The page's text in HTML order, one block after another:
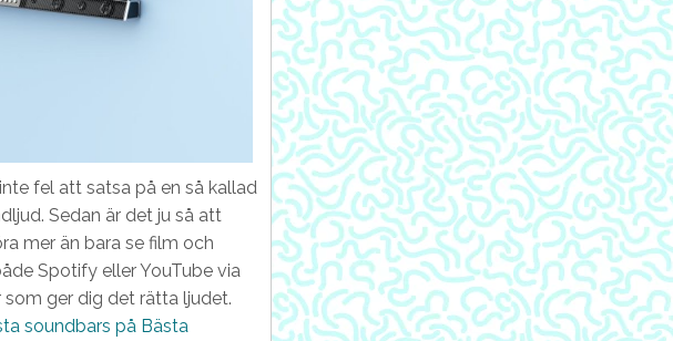
fel att satsa på en så kallad
Sedan är det ju så att
mer än bara se film och
Spotify eller YouTube via
som ger dig det rätta ljudet.
soundbars på Bästa